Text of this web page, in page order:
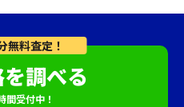
無料査定！
調べる
間受付中！